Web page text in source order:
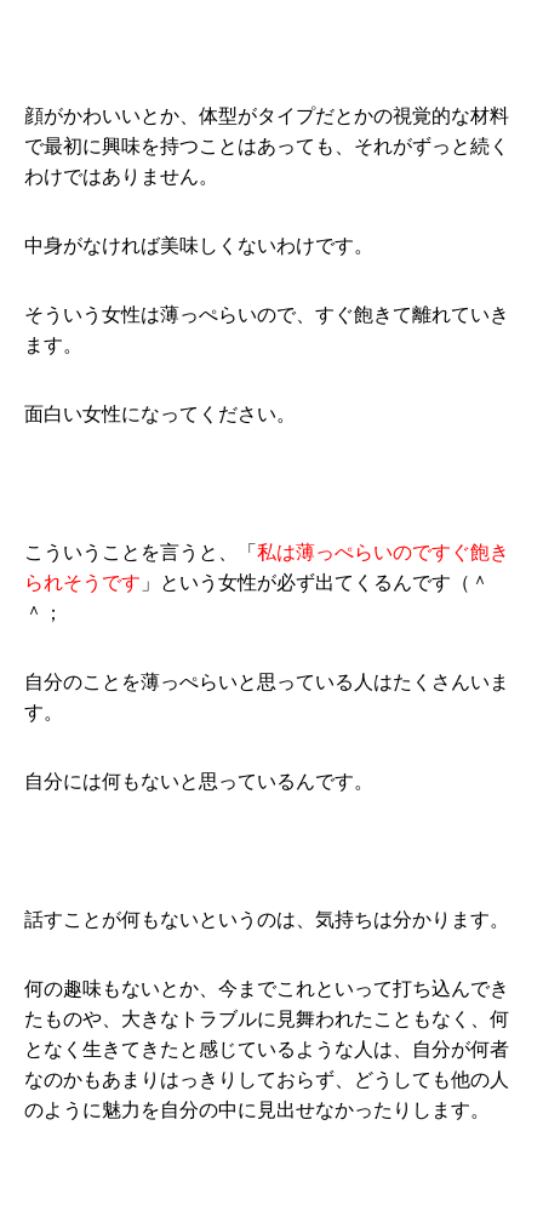
顔がかわいいとか、体型がタイプだとかの視覚的な材料
で最初に興味を持つことはあっても、それがずっと続く
わけではありません。
中身がなければ美味しくないわけです。
そういう女性は薄っぺらいので、すぐ飽きて離れていき
ます。
面白い女性になってください。
こういうことを言うと、「 私は薄っぺらいのですぐ飽き
られそうです 」という女性が必ず出てくるんです（＾
＾；
自分のことを薄っぺらいと思っている人はたくさんいま
す。
自分には何もないと思っているんです。
話すことが何もないというのは、気持ちは分かります。
何の趣味もないとか、今までこれといって打ち込んでき
たものや、大きなトラブルに見舞われたこともなく、何
となく生きてきたと感じているような人は、自分が何者
なのかもあまりはっきりしておらず、どうしても他の人
のように魅力を自分の中に見出せなかったりします。